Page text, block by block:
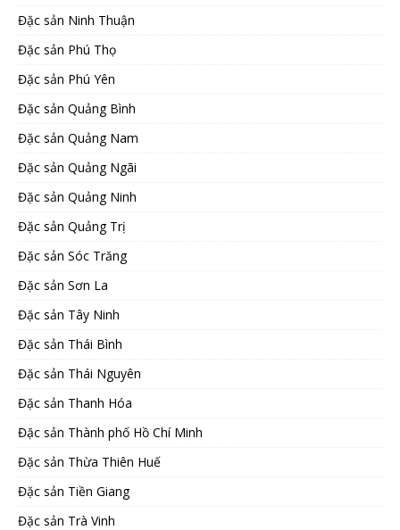
Đặc sản Ninh Thuận
Đặc sản Phú Thọ
Đặc sản Phú Yên
Đặc sản Quảng Bình
Đặc sản Quảng Nam
Đặc sản Quảng Ngãi
Đặc sản Quảng Ninh
Đặc sản Quảng Trị
Đặc sản Sóc Trăng
Đặc sản Sơn La
Đặc sản Tây Ninh
Đặc sản Thái Bình
Đặc sản Thái Nguyên
Đặc sản Thanh Hóa
Đặc sản Thành phố Hồ Chí Minh
Đặc sản Thừa Thiên Huế
Đặc sản Tiền Giang
Đặc sản Trà Vinh